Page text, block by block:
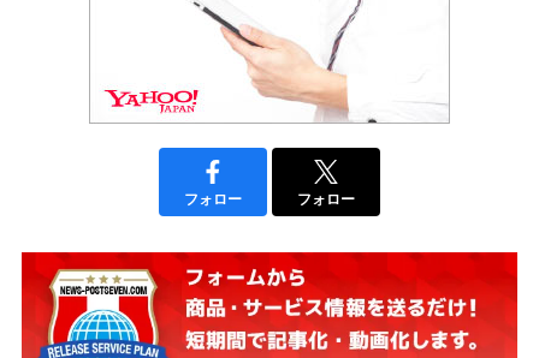
フォロー フォロー